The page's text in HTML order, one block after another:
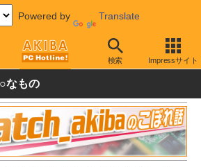
Powered by Translate
検索 Impressサイト
原情報 価格情報 特価情報
なもの